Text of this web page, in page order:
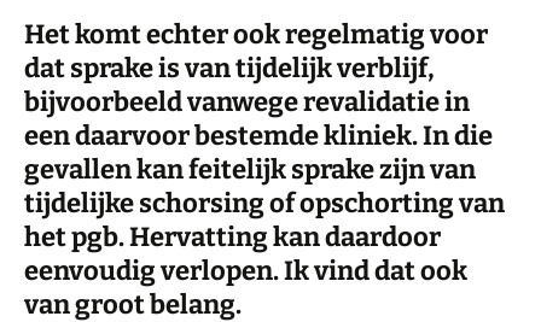
Het komt echter ook regelmatig voor
dat sprake is van tijdelijk verblijf,
bijvoorbeeld vanwege revalidatie in
een daarvoor bestemde kliniek. In die
gevallen kan feitelijk sprake zijn van
tijdelijke schorsing of opschorting van
het pgb. Hervatting kan daardoor
eenvoudig verlopen. Ik vind dat ook
van groot belang.